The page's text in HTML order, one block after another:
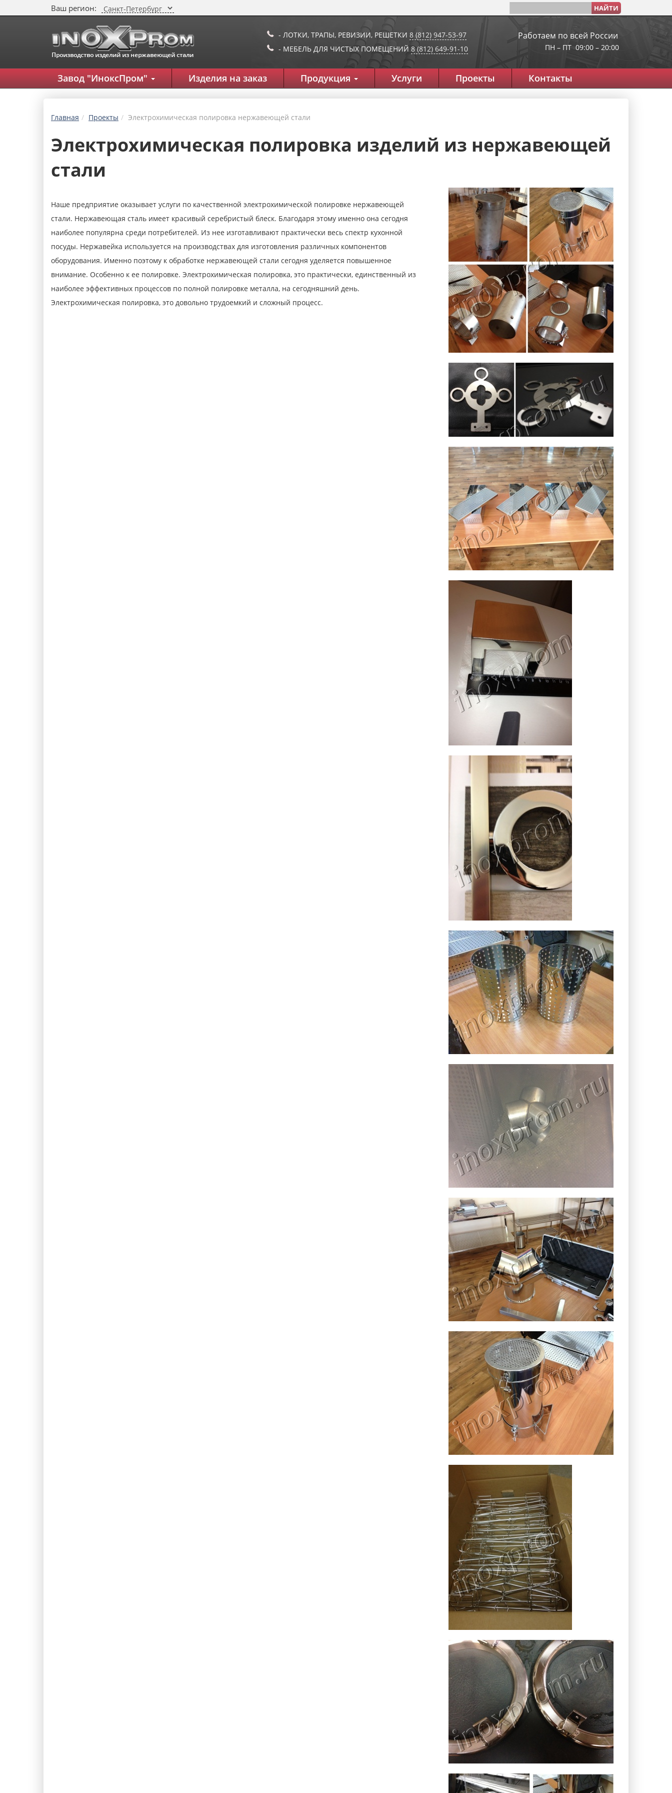
Ваш регион:
- ЛОТКИ, ТРАПЫ, РЕВИЗИИ, РЕШЕТКИ8 (812) 947-53-97
- МЕБЕЛЬ ДЛЯ ЧИСТЫХ ПОМЕЩЕНИЙ8 (812) 649-91-10
Работаем по всей России
ПН – ПТ 09:00 – 20:00
Завод "ИноксПром" Изделия на заказ Продукция Услуги Проекты Контакты
Главная Проекты Электрохимическая полировка нержавеющей стали
Электрохимическая полировка изделий из нержавеющей
стали
Наше предприятие оказывает услуги по качественной электрохимической полировке нержавеющей
стали. Нержавеющая сталь имеет красивый серебристый блеск. Благодаря этому именно она сегодня
наиболее популярна среди потребителей. Из нее изготавливают практически весь спектр кухонной
посуды. Нержавейка используется на производствах для изготовления различных компонентов
оборудования. Именно поэтому к обработке нержавеющей стали сегодня уделяется повышенное
внимание. Особенно к ее полировке. Электрохимическая полировка, это практически, единственный из
наиболее эффективных процессов по полной полировке металла, на сегодняшний день.
Электрохимическая полировка, это довольно трудоемкий и сложный процесс.